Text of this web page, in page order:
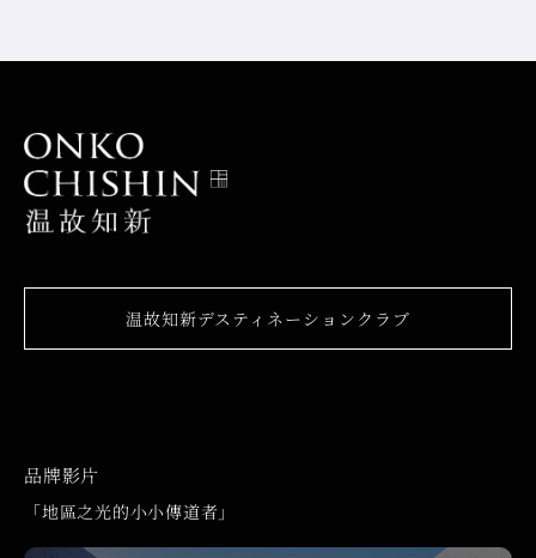
温故知新デスティネーションクラブ
品牌影片
「地區之光的小小傳道者」